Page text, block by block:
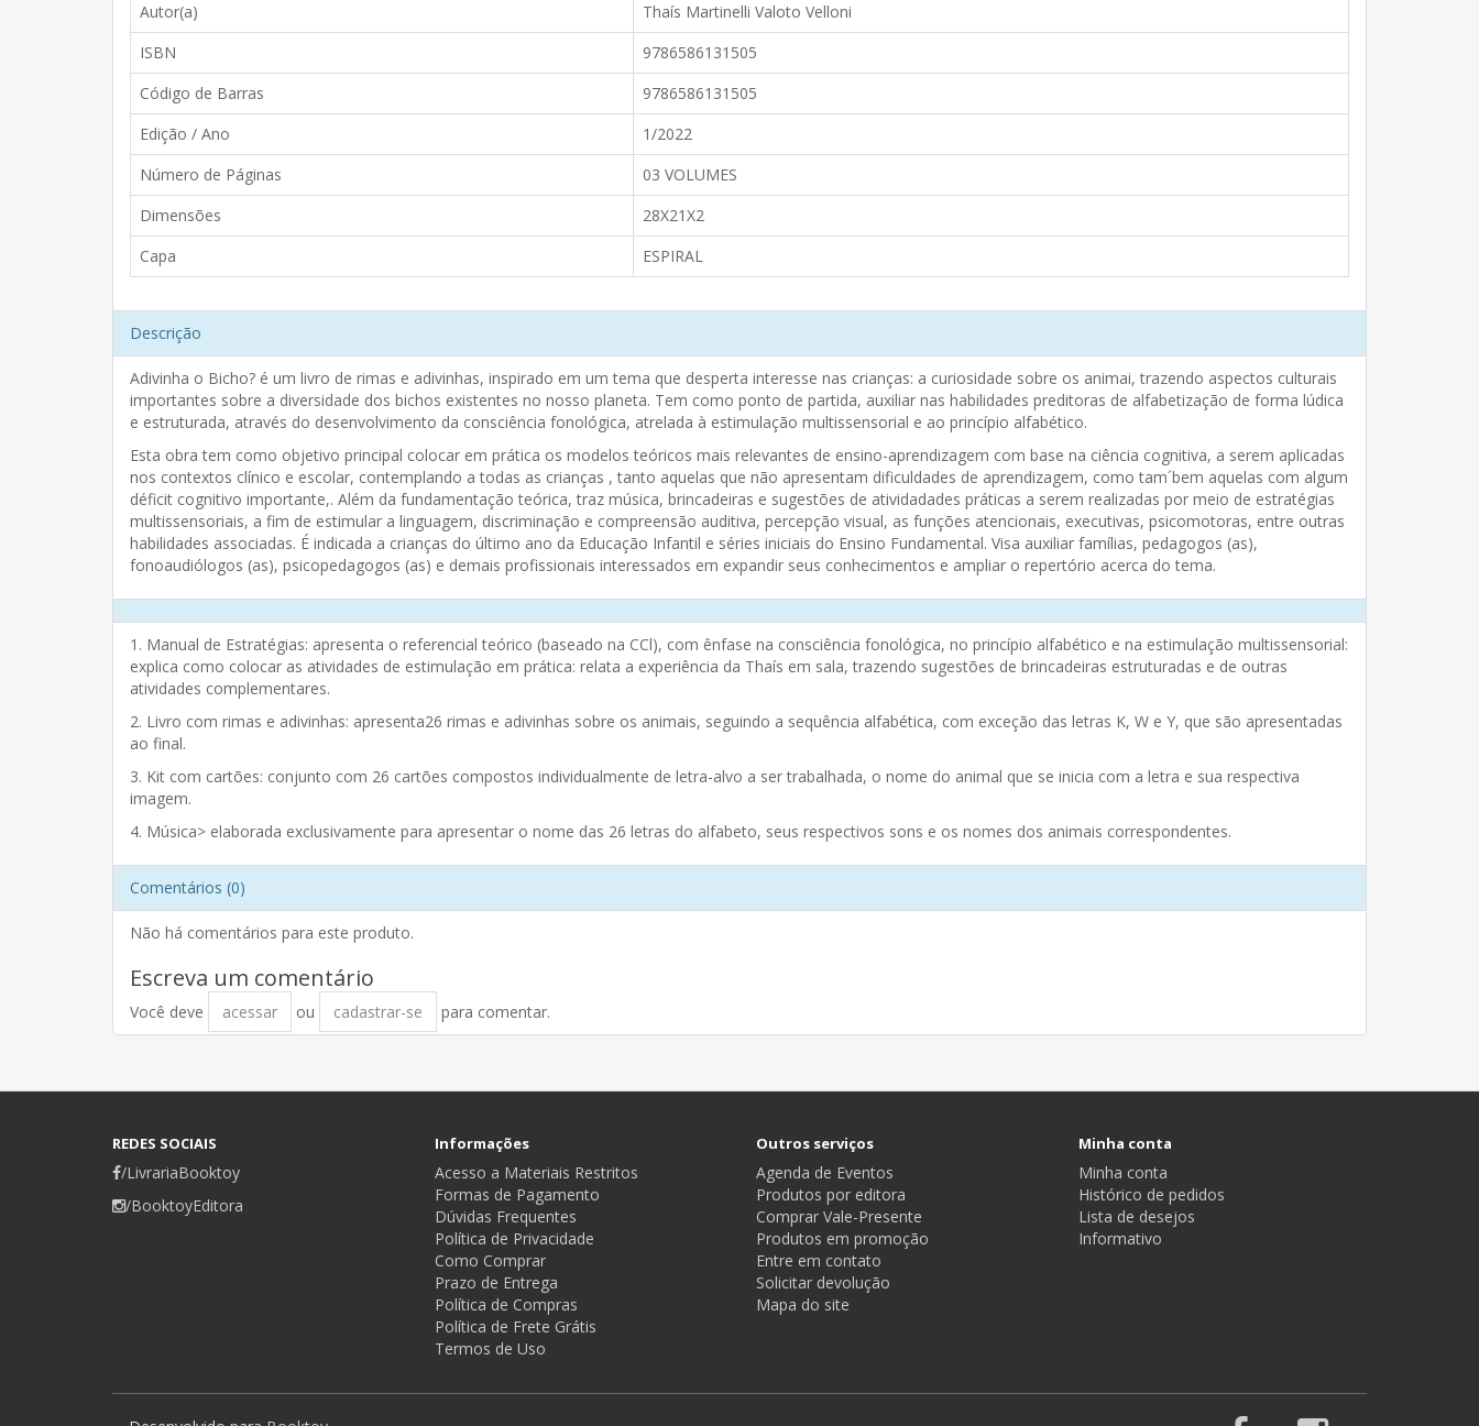
Autor(a)
Thaís Martinelli Valoto Velloni
ISBN
9786586131505
Código de Barras
9786586131505
Edição / Ano
1/2022
Número de Páginas
03 VOLUMES
Dimensões
28X21X2
Capa
ESPIRAL
Descrição
Adivinha o Bicho? é um livro de rimas e adivinhas, inspirado em um tema que desperta interesse nas crianças: a curiosidade sobre os animai, trazendo aspectos culturais
importantes sobre a diversidade dos bichos existentes no nosso planeta. Tem como ponto de partida, auxiliar nas habilidades preditoras de alfabetização de forma lúdica
e estruturada, através do desenvolvimento da consciência fonológica, atrelada à estimulação multissensorial e ao princípio alfabético.
Esta obra tem como objetivo principal colocar em prática os modelos teóricos mais relevantes de ensino-aprendizagem com base na ciência cognitiva, a serem aplicadas
nos contextos clínico e escolar, contemplando a todas as crianças , tanto aquelas que não apresentam dificuldades de aprendizagem, como tam´bem aquelas com algum
déficit cognitivo importante,. Além da fundamentação teórica, traz música, brincadeiras e sugestões de atividadades práticas a serem realizadas por meio de estratégias
multissensoriais, a fim de estimular a linguagem, discriminação e compreensão auditiva, percepção visual, as funções atencionais, executivas, psicomotoras, entre outras
habilidades associadas. É indicada a crianças do último ano da Educação Infantil e séries iniciais do Ensino Fundamental. Visa auxiliar famílias, pedagogos (as),
fonoaudiólogos (as), psicopedagogos (as) e demais profissionais interessados em expandir seus conhecimentos e ampliar o repertório acerca do tema.
1. Manual de Estratégias: apresenta o referencial teórico (baseado na CCl), com ênfase na consciência fonológica, no princípio alfabético e na estimulação multissensorial:
explica como colocar as atividades de estimulação em prática: relata a experiência da Thaís em sala, trazendo sugestões de brincadeiras estruturadas e de outras
atividades complementares.
2. Livro com rimas e adivinhas: apresenta26 rimas e adivinhas sobre os animais, seguindo a sequência alfabética, com exceção das letras K, W e Y, que são apresentadas
ao final.
3. Kit com cartões: conjunto com 26 cartões compostos individualmente de letra-alvo a ser trabalhada, o nome do animal que se inicia com a letra e sua respectiva
imagem.
4. Música> elaborada exclusivamente para apresentar o nome das 26 letras do alfabeto, seus respectivos sons e os nomes dos animais correspondentes.
Comentários (0)
Não há comentários para este produto.
Escreva um comentário
Você deve acessar ou cadastrar-se para comentar.
REDES SOCIAIS
/LivrariaBooktoy
/BooktoyEditora
Informações
Acesso a Materiais Restritos
Formas de Pagamento
Dúvidas Frequentes
Política de Privacidade
Como Comprar
Prazo de Entrega
Política de Compras
Política de Frete Grátis
Termos de Uso
Outros serviços
Agenda de Eventos
Produtos por editora
Comprar Vale-Presente
Produtos em promoção
Entre em contato
Solicitar devolução
Mapa do site
Minha conta
Minha conta
Histórico de pedidos
Lista de desejos
Informativo